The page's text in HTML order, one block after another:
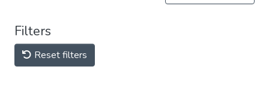
Filters
Reset filters